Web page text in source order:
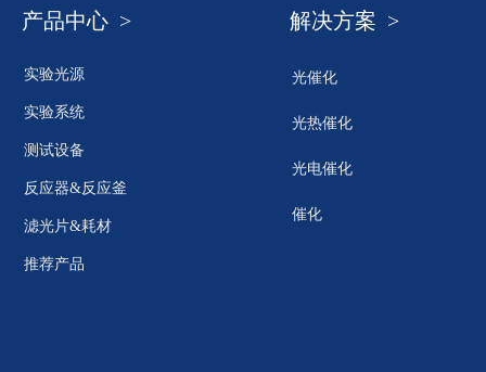
产品中心 >
实验光源
实验系统
测试设备
反应器&反应釜
滤光片&耗材
推荐产品
解决方案 >
光催化
光热催化
光电催化
催化